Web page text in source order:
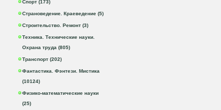
Спорт (173)
Страноведение. Краеведение (5)
Строительство. Ремонт (3)
Техника. Технические науки.
Охрана труда (805)
Транспорт (202)
Фантастика. Фэнтези. Мистика
(10124)
Физико-математические науки
(25)